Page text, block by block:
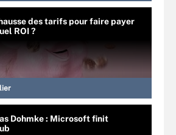
des tarifs pour faire payer
ROI ?
Dohmke : Microsoft finit